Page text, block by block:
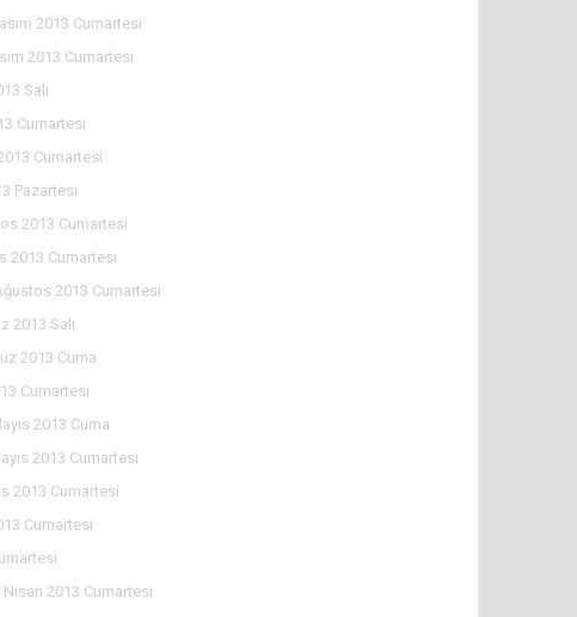
2013 Cumartesi
2013 Cumartesi
Salı
Cumartesi
Cumartesi
Pazartesi
2013 Cumartesi
2013 Cumartesi
2013 Cumartesi
2013 Salı
2013 Cuma
Cumartesi
2013 Cuma
2013 Cumartesi
2013 Cumartesi
Cumartesi
Nisan 2013 Cumartesi